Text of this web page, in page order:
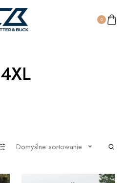
0
4XL
Domyślne sortowanie